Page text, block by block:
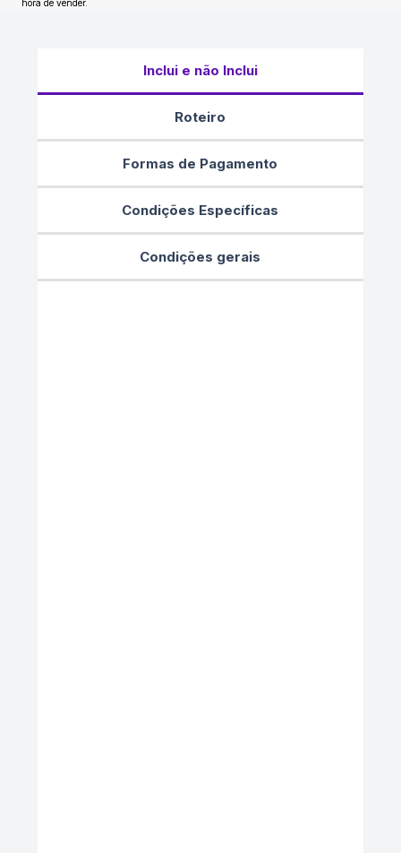
hora de vender.
Inclui e não Inclui
Roteiro
Formas de Pagamento
Condições Específicas
Condições gerais